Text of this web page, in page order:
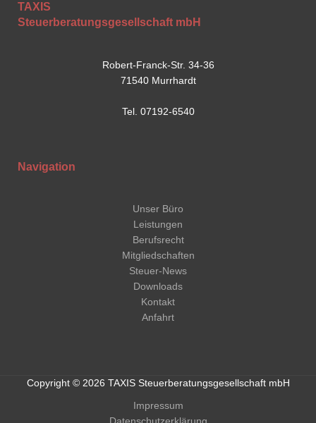
TAXIS
Steuerberatungsgesellschaft mbH
Robert-Franck-Str. 34-36
71540 Murrhardt
Tel. 07192-6540
Navigation
Unser Büro
Leistungen
Berufsrecht
Mitgliedschaften
Steuer-News
Downloads
Kontakt
Anfahrt
Copyright © 2026 TAXIS Steuerberatungsgesellschaft mbH
Impressum